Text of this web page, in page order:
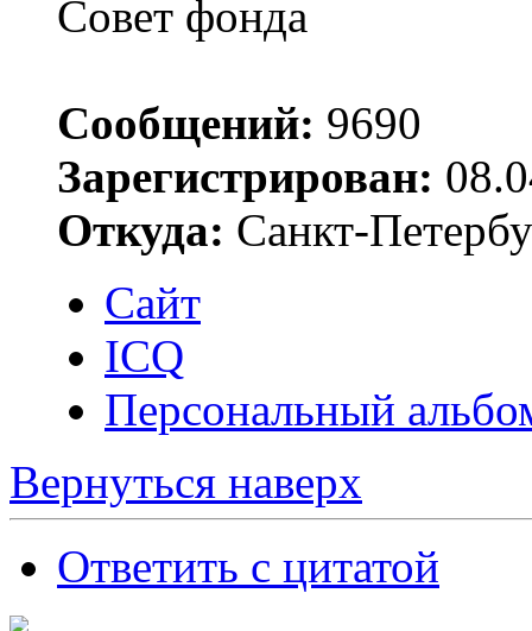
Совет фонда
Сообщений: 9690
Зарегистрирован:
Откуда: Санкт-
Сайт
ICQ
Персональный
Вернуться наверх
Ответить с цитатой